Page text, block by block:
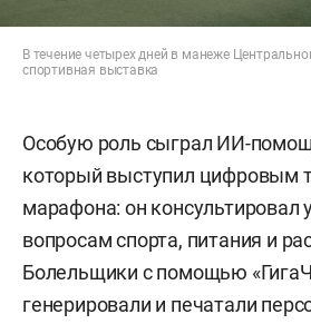
В течение четырех дней в манеже
спортивная выставка
Особую роль сыграл ИИ-
который выступил цифровым
марафона: он консультировал
вопросам спорта, питания и
Болельщики с помощью
генерировали и печатали